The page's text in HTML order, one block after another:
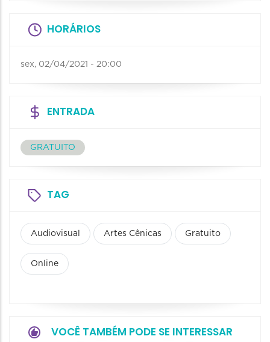
HORÁRIOS
sex, 02/04/2021 - 20:00
ENTRADA
GRATUITO
TAG
Audiovisual Artes Cênicas Gratuito
Online
VOCÊ TAMBÉM PODE SE INTERESSAR